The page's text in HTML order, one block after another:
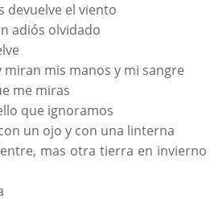
devuelve el viento
adiós olvidado
miran mis manos y mi sangre
me miras
que ignoramos
un ojo y con una linterna
mas otra tierra en invierno